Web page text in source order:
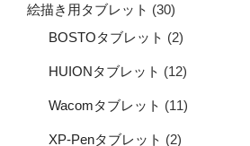
絵描き用タブレット (30)
BOSTOタブレット (2)
HUIONタブレット (12)
Wacomタブレット (11)
XP-Penタブレット (2)